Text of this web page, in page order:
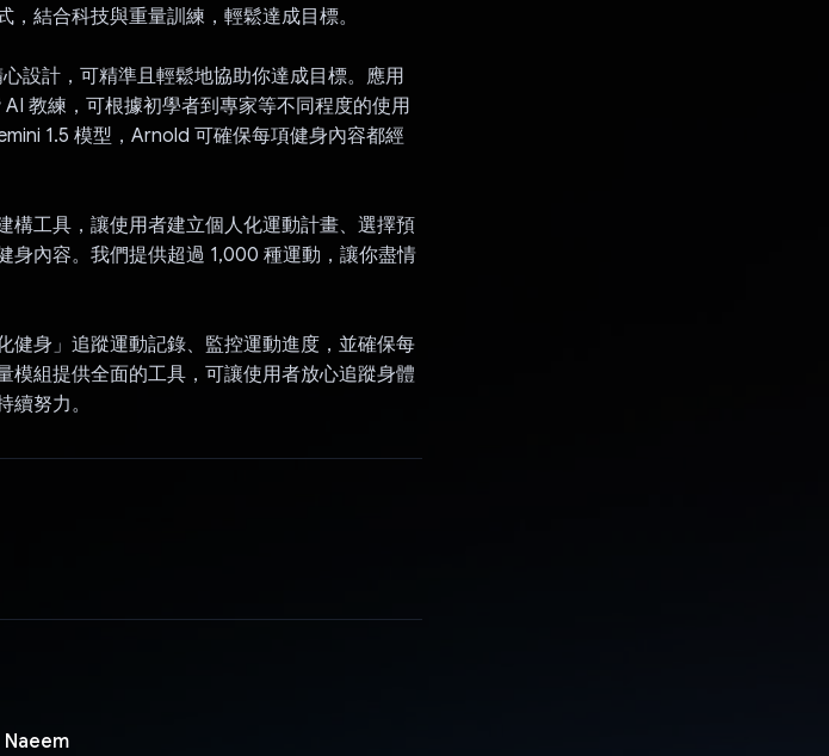
結合科技與重量訓練，輕鬆達成目標。
設計，可精準且輕鬆地協助你達成目標。應用
教練，可根據初學者到專家等不同程度的使用
1.5 模型，Arnold 可確保每項健身內容都經
構工具，讓使用者建立個人化運動計畫、選擇預
身內容。我們提供超過 1,000 種運動，讓你盡情
健身」追蹤運動記錄、監控運動進度，並確保每
模組提供全面的工具，可讓使用者放心追蹤身體
努力。